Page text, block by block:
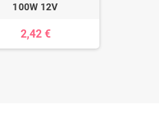
100W 12V
2,42 €